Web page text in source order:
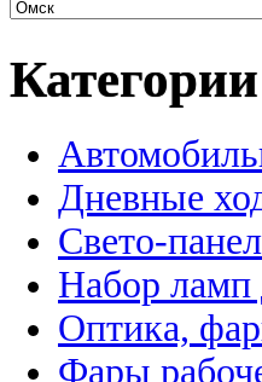
Категории
Дневные
Свето-
Набор ламп
Оптика,
Фары